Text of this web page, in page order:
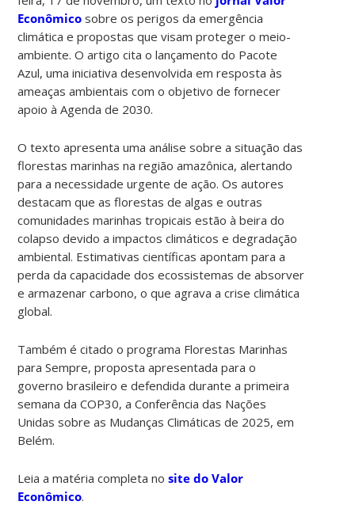
Econômico sobre os perigos da emergência
climática e propostas que visam proteger o meio-
ambiente. O artigo cita o lançamento do Pacote
Azul, uma iniciativa desenvolvida em resposta às
ameaças ambientais com oobjetivo de fornecer
apoio à Agenda de 2030.
O texto apresenta uma análise sobre a situação das
florestas marinhas na região amazônica, alertando
para a necessidade urgente de ação. Os autores
destacam que as florestas de algas e outras
comunidades marinhas tropicais estão à beira do
colapso devido a impactos climáticos e degradação
ambiental. Estimativas científicas apontam para a
perda da capacidade dos ecossistemas de absorver
e armazenar carbono, o que agrava a crise climática
global.
Também é citado o programa Florestas Marinhas
para Sempre, proposta apresentada para o
governo brasileiro e defendida durante a primeira
semana da COP30, a Conferência das Nações
Unidas sobre as Mudanças Climáticas de 2025, em
Belém.
Leia a matéria completa nosite do Valor
Econômico.